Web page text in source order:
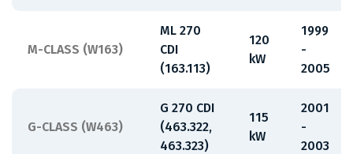
M-CLASS (W163)
ML 270
CDI
(163.113)
120
kW
1999
-
2005
G-CLASS (W463)
G 270 CDI
(463.322,
463.323)
115
kW
2001
-
2003